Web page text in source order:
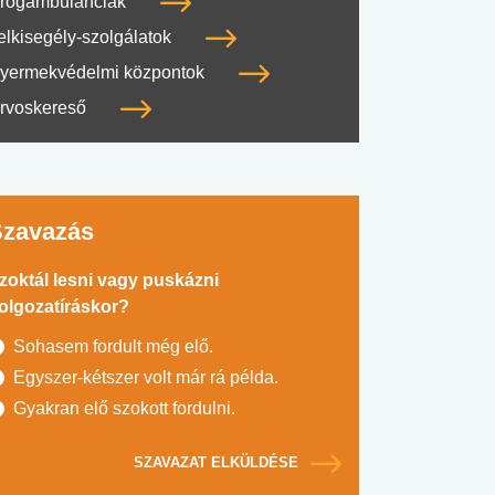
szolgálatok
központok
lesni vagy puskázni
Sohasem fordult még elő.
Egyszer-kétszer volt már rá példa.
Gyakran elő szokott fordulni.
SZAVAZAT ELKÜLDÉSE